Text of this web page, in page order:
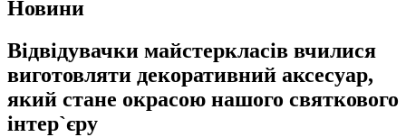
Новини
Відвідувачки майстеркласів вчилися
виготовляти декоративний аксесуар,
який стане окрасою нашого святкового
інтер`єру